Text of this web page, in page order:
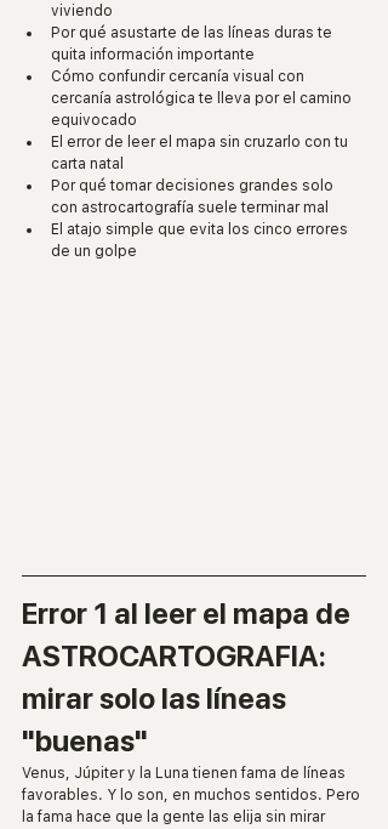
viviendo
Por qué asustarte de las líneas duras te
quita información importante
Cómo confundir cercanía visual con
cercanía astrológica te lleva por el camino
equivocado
El error de leer el mapa sin cruzarlo con tu
carta natal
Por qué tomar decisiones grandes solo
con astrocartografía suele terminar mal
El atajo simple que evita los cinco errores
de un golpe
Error 1 al leer el mapa de
ASTROCARTOGRAFIA:
mirar solo las líneas
"buenas"
Venus, Júpiter y la Luna tienen fama de líneas
favorables. Y lo son, en muchos sentidos. Pero
la fama hace que la gente las elija sin mirar